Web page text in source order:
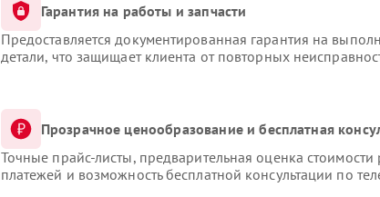
Гарантия на работы и запчасти
Предоставляется документированная гарантия на
детали, что защищает клиента от повторных
Прозрачное ценообразование и бесплатная
Точные прайс-листы, предварительная оценка стоимости
платежей и возможность бесплатной консультации по